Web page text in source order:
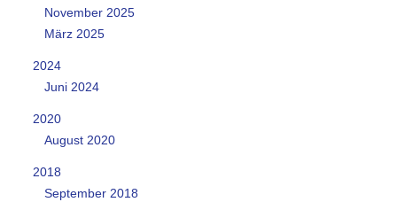
November 2025
März 2025
2024
Juni 2024
2020
August 2020
2018
September 2018